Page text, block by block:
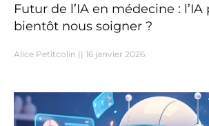
Futur de l’IA en médecine :
bientôt nous soigner ?
Alice Petitcolin 16 janvier 2026